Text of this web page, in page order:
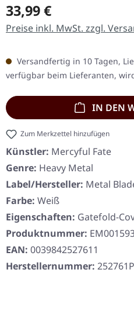
Regulärer Preis:
33,99 €
Preise inkl. MwSt. zzgl.
Versandfertig in 10 Tagen,
verfügbar beim Lieferanten,
IN DEN
Zum Merkzettel hinzufügen
Künstler: Mercyful Fate
Genre: Heavy Metal
Label/Hersteller: Metal
Farbe: Weiß
Eigenschaften: Gatefold-
Produktnummer:
EAN: 0039842527611
Herstellernummer: